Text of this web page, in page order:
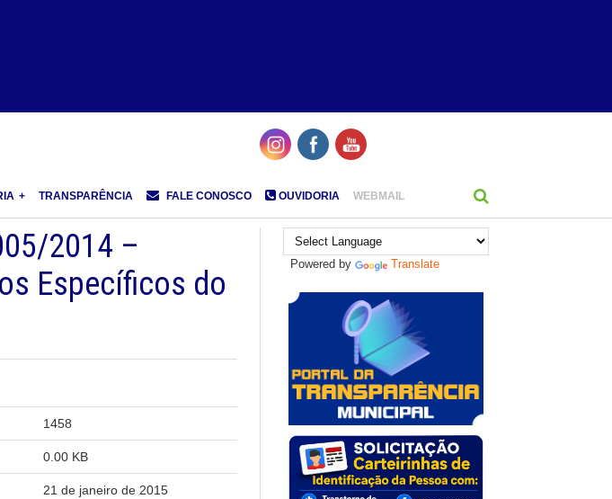
TRANSPARÊNCIA FALE CONOSCO OUVIDORIA WEBMAIL
2014 –
Específicos do
1458
0.00 KB
21 de janeiro de 2015
Powered by Translate